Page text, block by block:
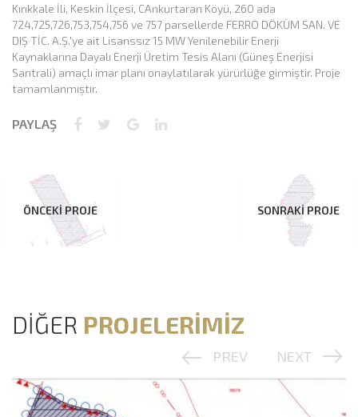
Kırıkkale İli, Keskin İlçesi, CAnkurtaran Köyü, 260 ada
724,725,726,753,754,756 ve 757 parsellerde FERRO DÖKÜM SAN. VE
DIŞ TİC. A.Ş.'ye ait Lisanssız 15 MW Yenilenebilir Enerji
Kaynaklarına Dayalı Enerji Üretim Tesis Alanı (Güneş Enerjisi
Santrali) amaçlı imar planı onaylatılarak yürürlüğe girmiştir. Proje
tamamlanmıştır.
PAYLAŞ
SONRAKİ PROJE
ÖNCEKİ PROJE
DİĞER PROJELERİMİZ
PREV NEXT